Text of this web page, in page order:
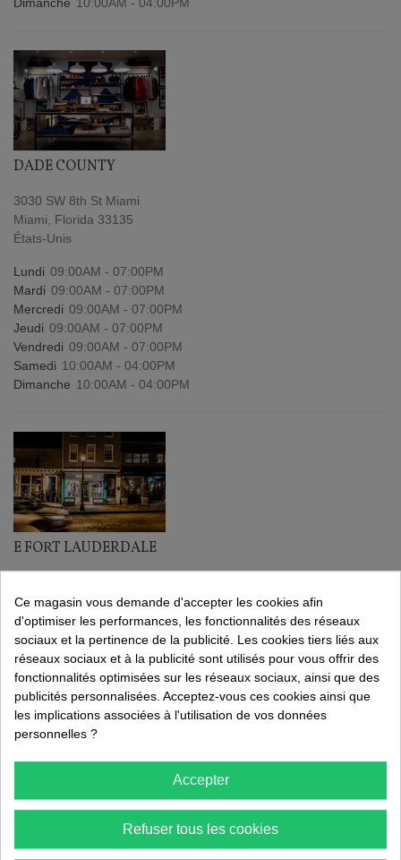
DADE COUNTY
3030 SW 8th St Miami
Miami, Florida 33135
États-Unis
Lundi 09:00AM - 07:00PM
Mardi 09:00AM - 07:00PM
Mercredi 09:00AM - 07:00PM
Jeudi 09:00AM - 07:00PM
Vendredi 09:00AM - 07:00PM
Samedi 10:00AM - 04:00PM
Dimanche 10:00AM - 04:00PM
E FORT LAUDERDALE
Miami, Florida 33304
États-Unis
Lundi
09:00AM - 07:00PM
Mardi
09:00AM - 07:00PM
Mercredi
09:00AM - 07:00PM
Jeudi
09:00AM - 07:00PM
09:00AM - 07:00PM
Dimanche 10:00AM - 04:00PM
Ce magasin vous demande d'accepter les cookies afin
d'optimiser les performances, les fonctionnalités des réseaux
sociaux et la pertinence de la publicité. Les cookies tiers liés aux
réseaux sociaux et à la publicité sont utilisés pour vous offrir des
fonctionnalités optimisées sur les réseaux sociaux, ainsi que des
publicités personnalisées. Acceptez-vous ces cookies ainsi que
les implications associées à l'utilisation de vos données
personnelles ?
Accepter
Refuser tous les cookies